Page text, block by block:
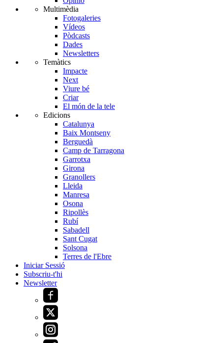
Multimèdia
Fotogaleries
Vídeos
Pòdcasts
Dades
Newsletters
Temàtics
Impacte
Next
Viure bé
Criar
El món de la tele
Edicions
Catalunya
Baix Montseny
Berguedà
Camp de Tarragona
Garrotxa
Girona
Granollers
Lleida
Manresa
Osona
Ripollès
Rubí
Sabadell
Sant Cugat
Solsona
Terres de l'Ebre
Iniciar Sessió
Subscriu-t'hi
Newsletter